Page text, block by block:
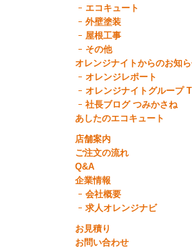
エコキュート
外壁塗装
屋根工事
その他
オレンジナイトからのお知
オレンジレポート
オレンジナイトグループ
社長ブログ つみかさね
あしたのエコキュート
店舗案内
ご注文の流れ
Q&A
企業情報
会社概要
求人オレンジナビ
お見積り
お問い合わせ